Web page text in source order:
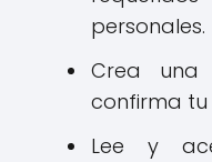
personales.
Crea una
confirma tu
Lee y